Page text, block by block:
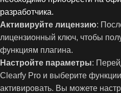
разработчика.
Активируйте лицензию:
лицензионный ключ, чтобы
функциям плагина.
Настройте параметры:
Clearfy Pro и выберите
активировать. Вы можете